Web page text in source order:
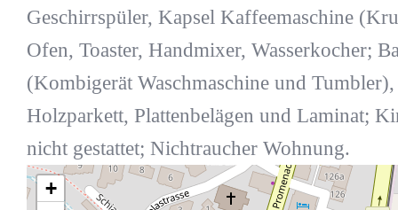
Geschirrspüler, Kapsel Kaffeemaschine
Ofen, Toaster, Handmixer, Wasserkocher;
(Kombigerät Waschmaschine und
Holzparkett, Plattenbelägen und Laminat;
nicht gestattet; Nichtraucher Wohnung.
+